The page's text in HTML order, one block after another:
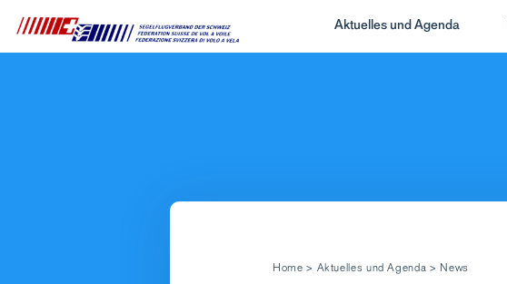
Aktuelles und Agenda
Home > Aktuelles und Agenda > News